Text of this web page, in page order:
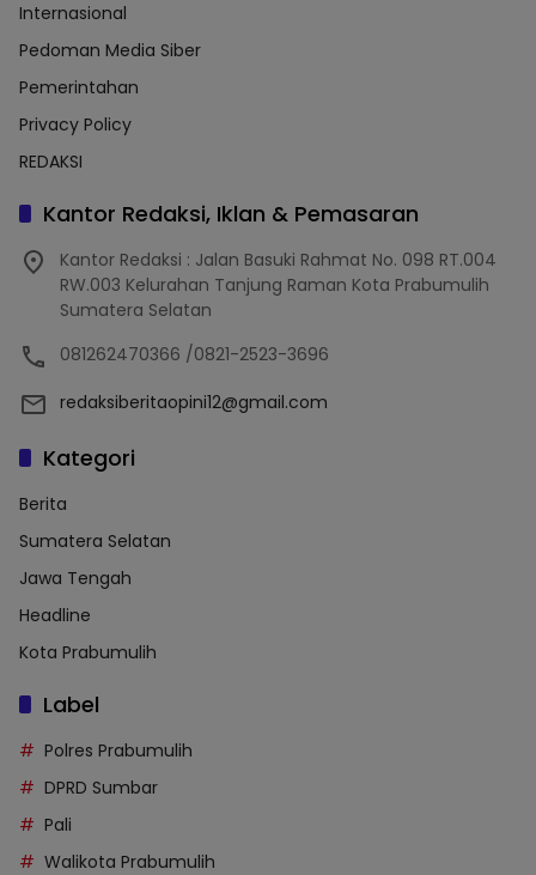
Internasional
Pedoman Media Siber
Pemerintahan
Privacy Policy
REDAKSI
Kantor Redaksi, Iklan & Pemasaran
Kantor Redaksi : Jalan Basuki Rahmat No. 098 RT.004
RW.003 Kelurahan Tanjung Raman Kota Prabumulih
Sumatera Selatan
081262470366 /0821-2523-3696
redaksiberitaopini12@gmail.com
Kategori
Berita
Sumatera Selatan
Jawa Tengah
Headline
Kota Prabumulih
Label
Polres Prabumulih
DPRD Sumbar
Pali
Walikota Prabumulih